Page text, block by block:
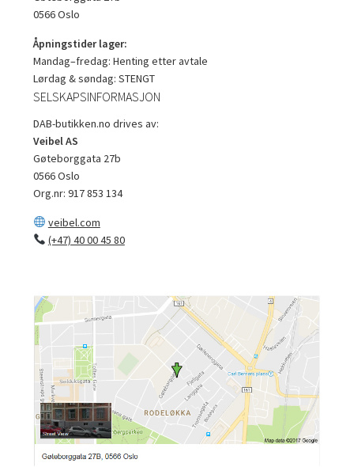
0566 Oslo
Åpningstider lager:
Mandag–fredag: Henting etter avtale
Lørdag & søndag: STENGT
SELSKAPSINFORMASJON
DAB-butikken.no drives av:
Veibel AS
Gøteborggata 27b
0566 Oslo
Org.nr: 917 853 134
veibel.com
(+47) 40 00 45 80